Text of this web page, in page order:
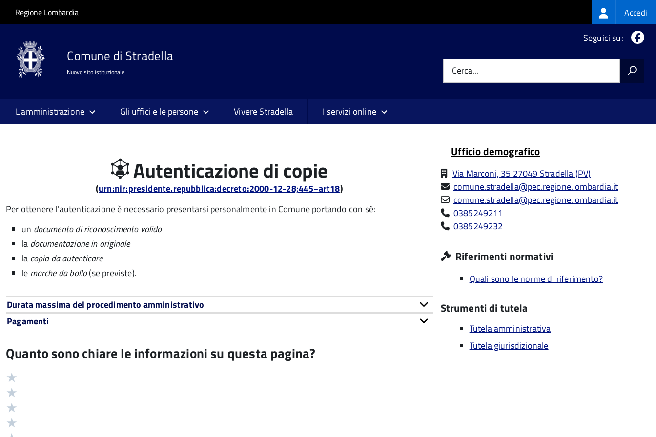
Salta al contenuto principale
Skip to site navigation
Regione Lombardia Login
menu
Accedi
Comune di Stradella
Nuovo sito istituzionale
Seguici su:
Cerca...
L'amministrazione Gli uffici e le persone Vivere Stradella I servizi online
Autenticazione di copie
(urn:nir:presidente.repubblica:decreto:2000-12-28;445~art18)
Per ottenere l'autenticazione è necessario presentarsi personalmente in Comune portando con sé:
un documento di riconoscimento valido
la documentazione in originale
la copia da autenticare
le marche da bollo(se previste).
Durata massima del procedimento amministrativo
Pagamenti
Quanto sono chiare le informazioni su questa pagina?
Valutazione
Ufficio demografico
Via Marconi, 35 27049 Stradella (PV)
comune.stradella@pec.regione.lombardia.it
comune.stradella@pec.regione.lombardia.it
0385249211
0385249232
Riferimenti normativi
Quali sono le norme di riferimento?
Strumenti di tutela
Tutela amministrativa
Tutela giurisdizionale